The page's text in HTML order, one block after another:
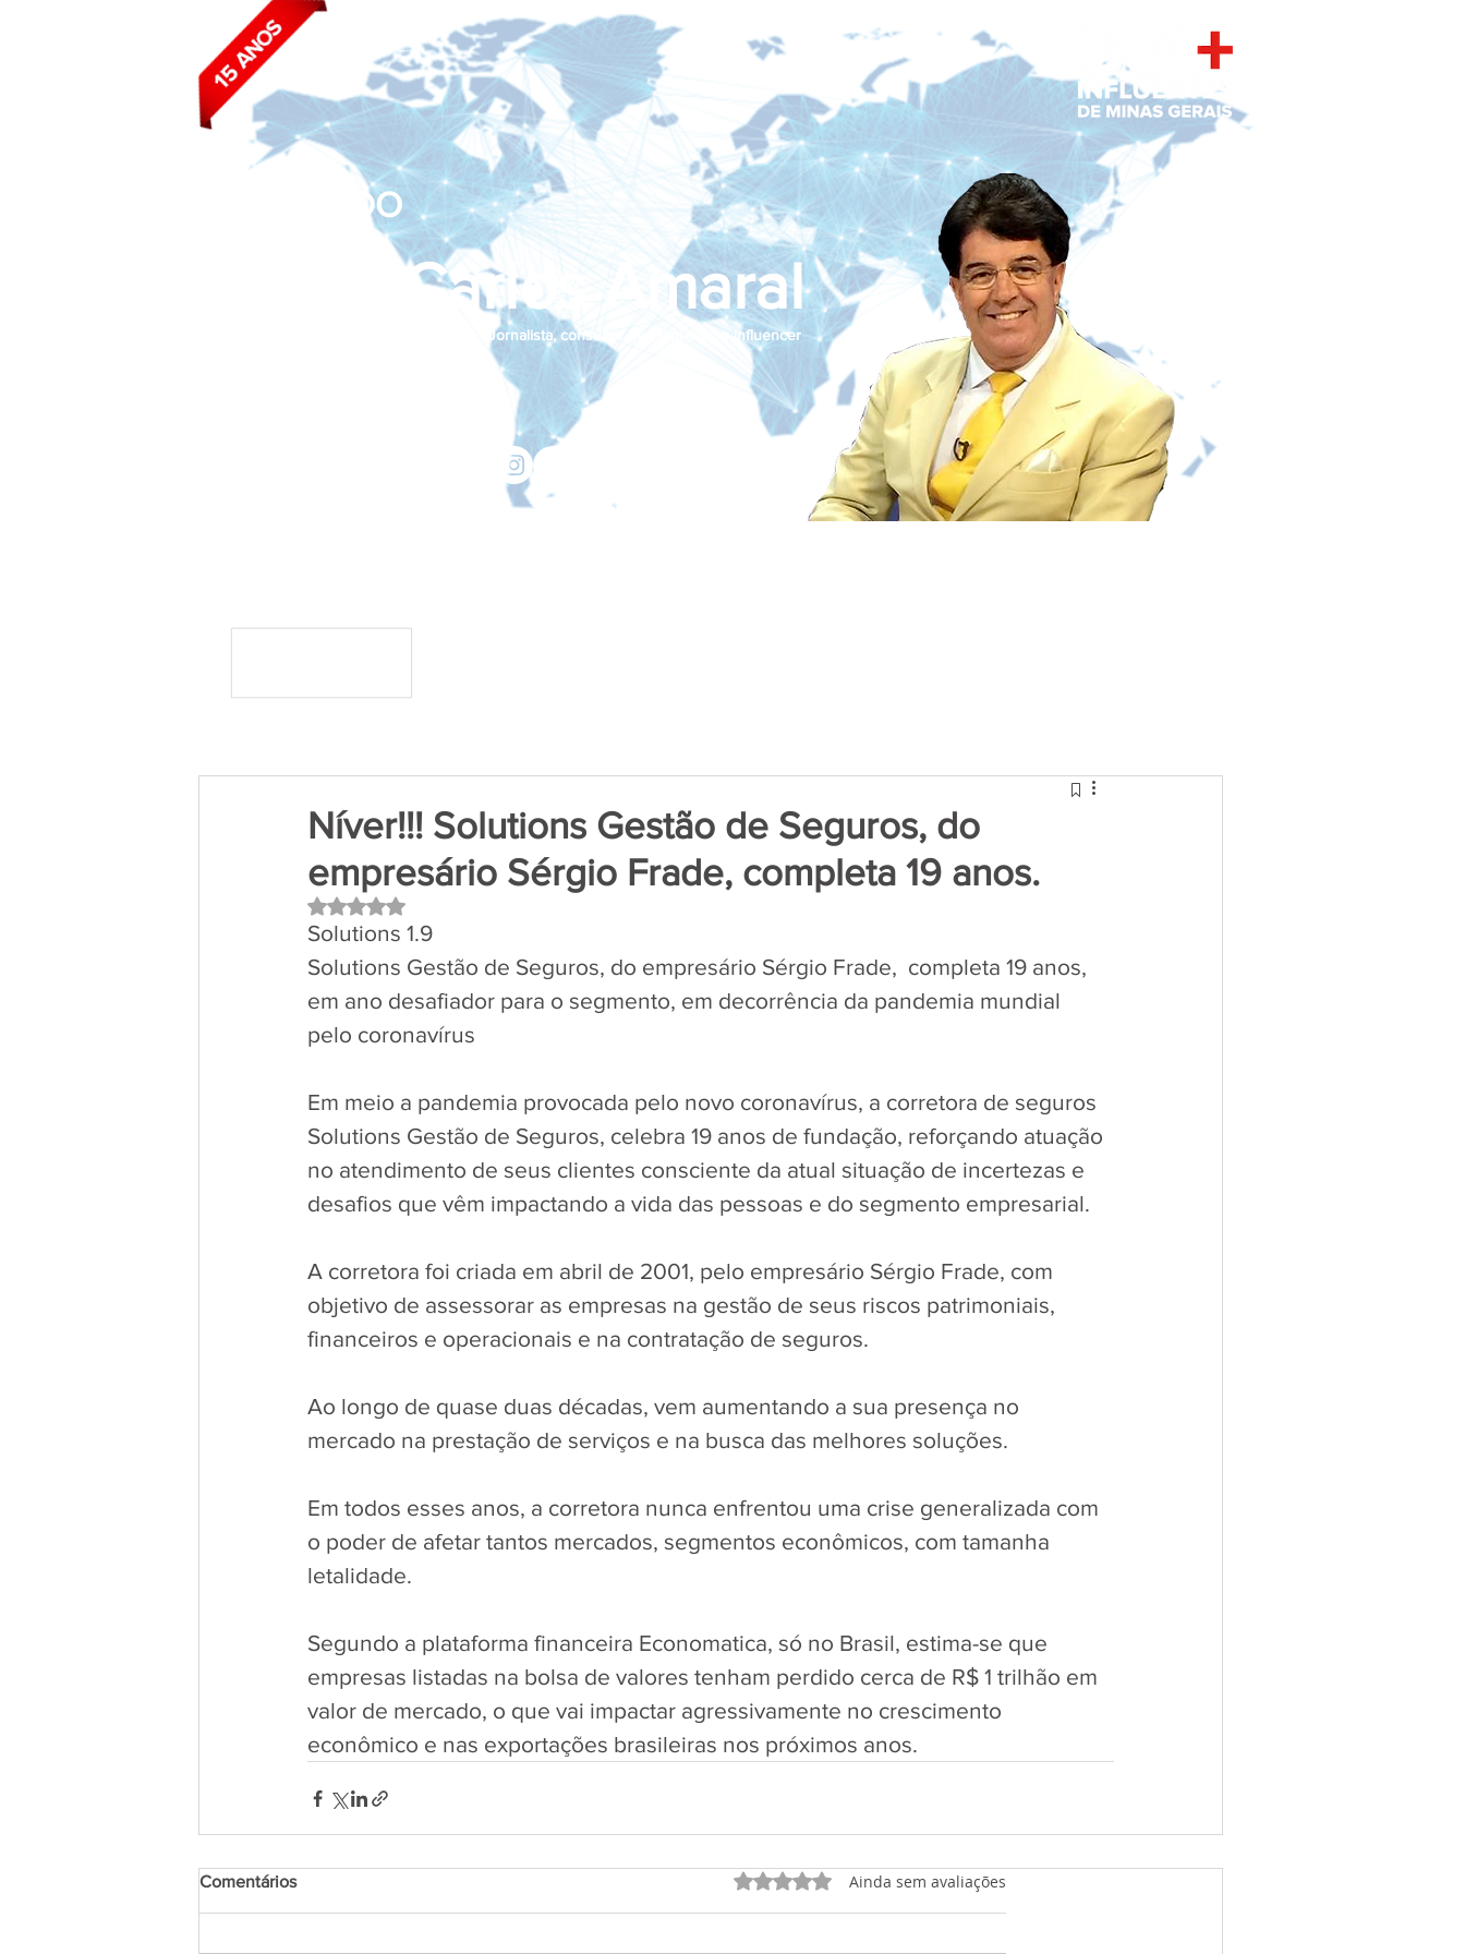
João Carlos Amaral
BLOG DO
Jornalista, consultor de empresas e influencer
Níver!!! Solutions Gestão de Seguros, do
empresário Sérgio Frade, completa 19 anos.
Avaliado com NaN de 5 estrelas.
Solutions 1.9
Solutions Gestão de Seguros, do empresário Sérgio Frade,  completa 19 anos,
em ano desafiador para o segmento, em decorrência da pandemia mundial
pelo coronavírus
Em meio a pandemia provocada pelo novo coronavírus, a corretora de seguros
Solutions Gestão de Seguros, celebra 19 anos de fundação, reforçando atuação
no atendimento de seus clientes consciente da atual situação de incertezas e
desafios que vêm impactando a vida das pessoas e do segmento empresarial.
A corretora foi criada em abril de 2001, pelo empresário Sérgio Frade, com
objetivo de assessorar as empresas na gestão de seus riscos patrimoniais,
financeiros e operacionais e na contratação de seguros.
Ao longo de quase duas décadas, vem aumentando a sua presença no
mercado na prestação de serviços e na busca das melhores soluções.
Em todos esses anos, a corretora nunca enfrentou uma crise generalizada com
o poder de afetar tantos mercados, segmentos econômicos, com tamanha
letalidade.
Segundo a plataforma financeira Economatica, só no Brasil, estima-se que
empresas listadas na bolsa de valores tenham perdido cerca de R$ 1 trilhão em
valor de mercado, o que vai impactar agressivamente no crescimento
econômico e nas exportações brasileiras nos próximos anos.
Comentários Avaliado com 0 de 5 estrelas.
Ainda sem avaliações